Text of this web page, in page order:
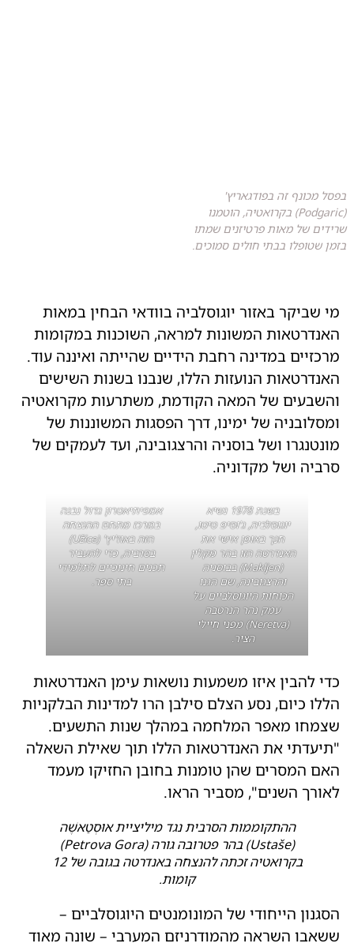
בפסל מכונף זה בפודגאריץ'
(Podgaric) בקרואטיה, הוטמנו
שרידים של מאות פרטיזנים שמתו
בזמן שטופלו בבתי חולים סמוכים.
מי שביקר באזור יוגוסלביה בוודאי הבחין במאות
האנדרטאות המשונות למראה, השוכנות במקומות
מרכזיים במדינה רחבת הידיים שהייתה ואיננה עוד.
האנדרטאות הנועזות הללו, שנבנו בשנות השישים
והשבעים של המאה הקודמת, משתרעות מקרואטיה
ומסלובניה של ימינו, דרך הפסגות המשוננות של
מונטנגרו ושל בוסניה והרצגובינה, ועד לעמקים של
סרביה ושל מקדוניה.
בשנת 1978 נשיא
יוגוסלביה, ג'וסיפ טיטו,
חנך באופן אישי את
האנדרטה הזו בהר מקלין
(Makljen) בבוסניה
והרצגובינה, שם הגנו
הכוחות היוגוסלביים על
עמק נהר הנרטבה
(Neretva) מפני חיילי
הציר.
אמפיתיאטרון גדול נבנה
במרכז מתחם ההנצחה
הזה באוז'יץ' (Užice)
בסרביה, כדי להעביר
תכנים חינוכיים לתלמידי
בתי ספר.
כדי להבין איזו משמעות נושאות עימן האנדרטאות
הללו כיום, נסע הצלם סילבן הרו למדינות הבלקניות
שצמחו מאפר המלחמה במהלך שנות התשעים.
"תיעדתי את האנדרטאות הללו תוך שאילת השאלה
האם המסרים שהן טומנות בחובן החזיקו מעמד
לאורך השנים", מסביר הראו.
ההתקוממות הסרבית נגד מיליציית אוּסְטַאשֶׁה
(Ustaše) בהר פטרובה גורה (Petrova Gora)
בקרואטיה זכתה להנצחה באנדרטה בגובה של 12
קומות.
הסגנון הייחודי של המונומנטים היוגוסלביים –
ששאבו השראה מהמודרניזם המערבי – שונה מאוד